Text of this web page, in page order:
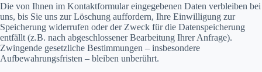
Die von Ihnen im Kontaktformular eingegebenen Daten verbleiben bei
uns, bis Sie uns zur Löschung auffordern, Ihre Einwilligung zur
Speicherung widerrufen oder der Zweck für die Datenspeicherung
entfällt (z.B. nach abgeschlossener Bearbeitung Ihrer Anfrage).
Zwingende gesetzliche Bestimmungen – insbesondere
Aufbewahrungsfristen – bleiben unberührt.